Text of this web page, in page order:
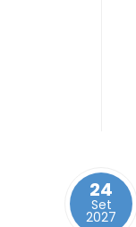
24
Set
2027